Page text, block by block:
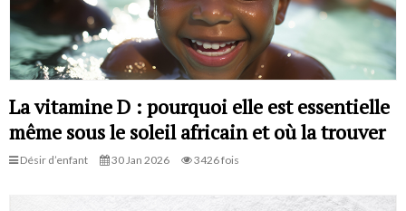
La vitamine D : pourquoi elle est essentielle
même sous le soleil africain et où la trouver
Désir d’enfant 30 Jan 2026 3426 fois